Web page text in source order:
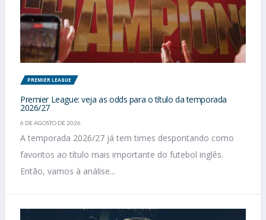
PREMIER LEAGUE
Premier League: veja as odds para o título da temporada
2026/27
6 DE AGOSTO DE 2026
A temporada 2026/27 já tem times despontando como
favoritos ao título mais importante do futebol inglês.
Então, vamos à análise...